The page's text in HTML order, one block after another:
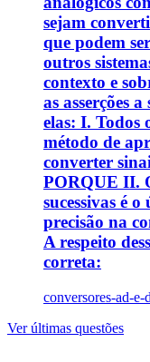
sejam
que podem
outros
contexto e
as asserções
elas: I. Todos
método de
converter
PORQUE II.
sucessivas é
precisão na
A respeito
correta:
conversores-ad-e-
Ver últimas questões